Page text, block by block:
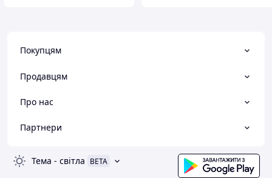
Покупцям
Продавцям
Про нас
Партнери
Тема - світла BETA